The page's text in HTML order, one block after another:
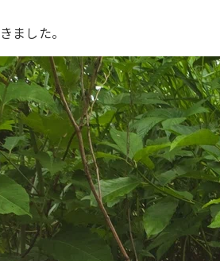
ました。